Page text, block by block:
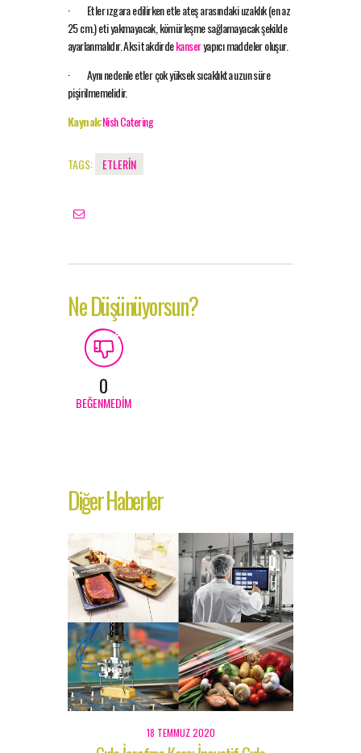
· Etler ızgara edilirken etle ateş arasındaki uzaklık (en az
25 cm.) eti yakmayacak, kömürleşme sağlamayacak şekilde
ayarlanmalıdır. Aksi takdirdekanseryapıcı maddeler oluşur.
· Aynı nedenle etler çok yüksek sıcaklıkta uzun süre
pişirilmemelidir.
Kaynak:Nish Catering
TAGS: ETLERIN
Ne Düşünüyorsun?
0
BEĞENMEDIM
Diğer Haberler
18 TEMMUZ 2020